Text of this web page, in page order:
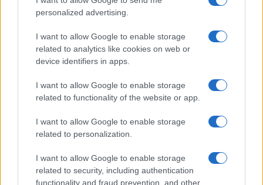
personalized advertising.
I want to allow Google to enable storage
related to analytics like cookies on web or
device identifiers in apps.
I want to allow Google to enable storage
related to functionality of the website or app.
I want to allow Google to enable storage
related to personalization.
I want to allow Google to enable storage
related to security, including authentication
functionality and fraud prevention, and other
Cristian Castiglioni · 8 Ago 2026
LIFESTYLE